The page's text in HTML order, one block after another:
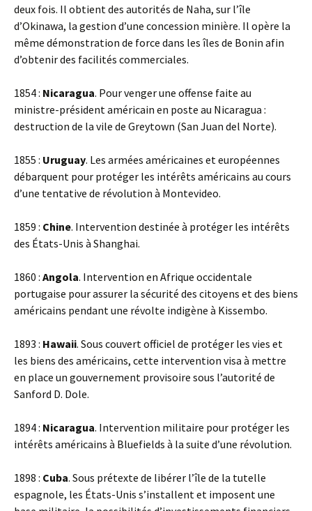
deux fois. Il obtient des autorités de Naha, sur l’île
d’Okinawa, la gestion d’une concession minière. Il opère la
même démonstration de force dans les îles de Bonin afin
d’obtenir des facilités commerciales.
1854 : Nicaragua. Pour venger une offense faite au
ministre-président américain en poste au Nicaragua :
destruction de la vile de Greytown (San Juan del Norte).
1855 : Uruguay. Les armées américaines et européennes
débarquent pour protéger les intérêts américains au cours
d’une tentative de révolution à Montevideo.
1859 : Chine. Intervention destinée à protéger les intérêts
des États-Unis à Shanghai.
1860 : Angola. Intervention en Afrique occidentale
portugaise pour assurer la sécurité des citoyens et des biens
américains pendant une révolte indigène à Kissembo.
1893 : Hawaii. Sous couvert officiel de protéger les vies et
les biens des américains, cette intervention visa à mettre
en place un gouvernement provisoire sous l’autorité de
Sanford D. Dole.
1894 : Nicaragua. Intervention militaire pour protéger les
intérêts américains à Bluefields à la suite d’une révolution.
1898 : Cuba. Sous prétexte de libérer l’île de la tutelle
espagnole, les États-Unis s’installent et imposent une